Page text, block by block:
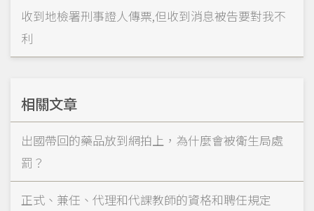
收到地檢署刑事證人傳票,但收到消息被告要對我不
利
相關文章
出國帶回的藥品放到網拍上，為什麼會被衛生局處
罰？
正式、兼任、代理和代課教師的資格和聘任規定